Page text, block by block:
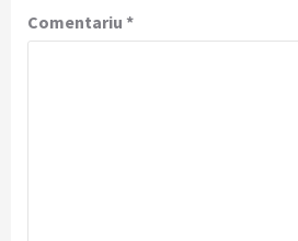
Comentariu *